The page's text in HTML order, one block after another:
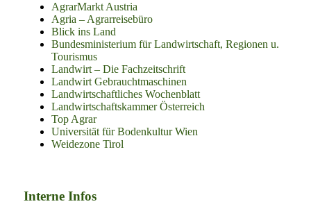
AgrarMarkt Austria
Agria – Agrarreisebüro
Blick ins Land
Bundesministerium für Landwirtschaft, Regionen u.
Tourismus
Landwirt – Die Fachzeitschrift
Landwirt Gebrauchtmaschinen
Landwirtschaftliches Wochenblatt
Landwirtschaftskammer Österreich
Top Agrar
Universität für Bodenkultur Wien
Weidezone Tirol
Interne Infos